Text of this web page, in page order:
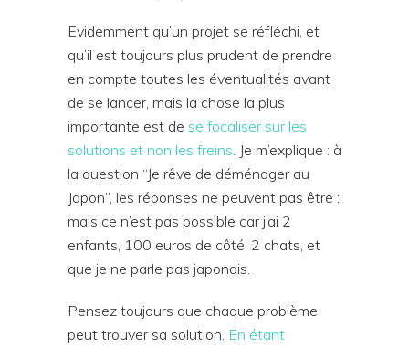
Evidemment qu’un projet se réfléchi, et
qu’il est toujours plus prudent de prendre
en compte toutes les éventualités avant
de se lancer, mais la chose la plus
importante est de se focaliser sur les
solutions et non les freins. Je m’explique : à
la question “Je rêve de déménager au
Japon”, les réponses ne peuvent pas être :
mais ce n’est pas possible car j’ai 2
enfants, 100 euros de côté, 2 chats, et
que je ne parle pas japonais.
Pensez toujours que chaque problème
peut trouver sa solution. En étant